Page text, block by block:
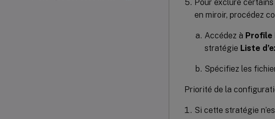
Pour exclure certains
en miroir, procédez
Accédez à Profile
stratégie Liste
Spécifiez les
Priorité de la
Si cette stratégie